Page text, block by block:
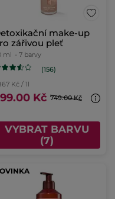
make-up
zářivou pleť
ml - 7 barvy
(156)
Kč / 1l
Kč 749.00 Kč
VYBRAT BARVU
(7)